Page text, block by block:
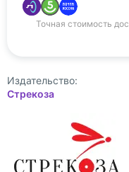
Точная стоимость
Издательство:
Стрекоза